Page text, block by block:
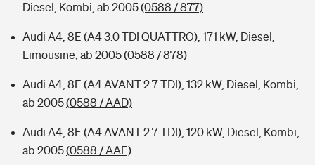
Diesel, Kombi, ab 2005(0588 / 877)
Audi A4, 8E (A4 3.0 TDI QUATTRO), 171 kW, Diesel,
Limousine, ab 2005(0588 / 878)
Audi A4, 8E (A4 AVANT 2.7 TDI), 132 kW, Diesel, Kombi,
ab 2005(0588 / AAD)
Audi A4, 8E (A4 AVANT 2.7 TDI), 120 kW, Diesel, Kombi,
ab 2005(0588 / AAE)